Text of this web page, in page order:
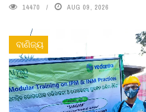
14470 AUG 09, 2026
ବାଣିଜ୍ୟ